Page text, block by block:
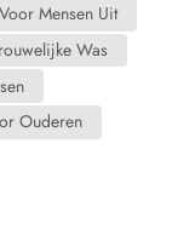
Mensen Uit
Was
Ouderen